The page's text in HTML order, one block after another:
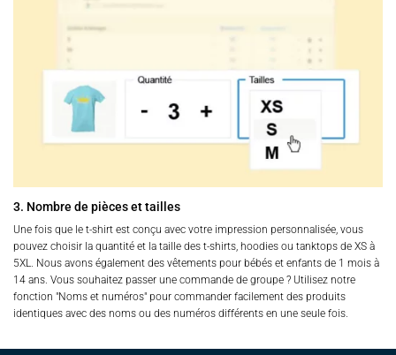
3. Nombre de pièces et tailles
Une fois que le t-shirt est conçu avec votre impression personnalisée, vous
pouvez choisir la quantité et la taille des t-shirts, hoodies ou tanktops de XS à
5XL. Nous avons également des vêtements pour bébés et enfants de 1 mois à
14 ans. Vous souhaitez passer une commande de groupe ? Utilisez notre
fonction "Noms et numéros" pour commander facilement des produits
identiques avec des noms ou des numéros différents en une seule fois.